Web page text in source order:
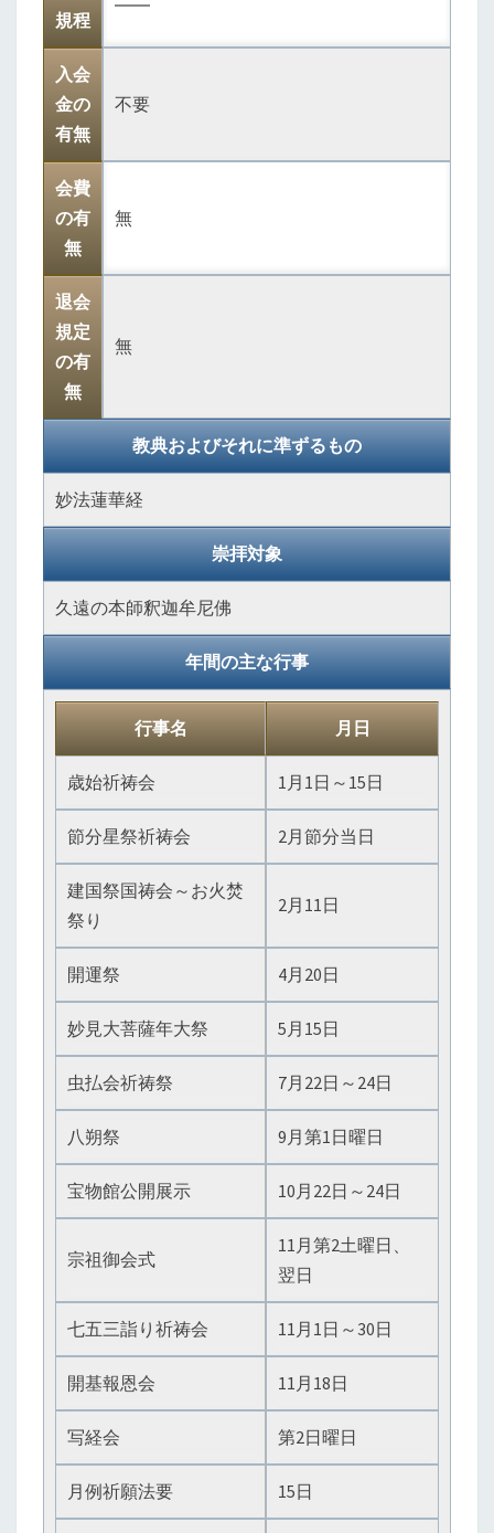
規程
――
入会
金の
有無
不要
会費
の有
無
無
退会
規定
の有
無
無
教典およびそれに準ずるもの
妙法蓮華経
崇拝対象
久遠の本師釈迦牟尼佛
年間の主な行事
行事名 月日
歳始祈祷会 1月1日～15日
節分星祭祈祷会 2月節分当日
建国祭国祷会～お火焚
祭り
2月11日
開運祭 4月20日
妙見大菩薩年大祭 5月15日
虫払会祈祷祭 7月22日～24日
八朔祭 9月第1日曜日
宝物館公開展示 10月22日～24日
宗祖御会式
11月第2土曜日、
翌日
七五三詣り祈祷会 11月1日～30日
開基報恩会 11月18日
写経会 第2日曜日
月例祈願法要 15日